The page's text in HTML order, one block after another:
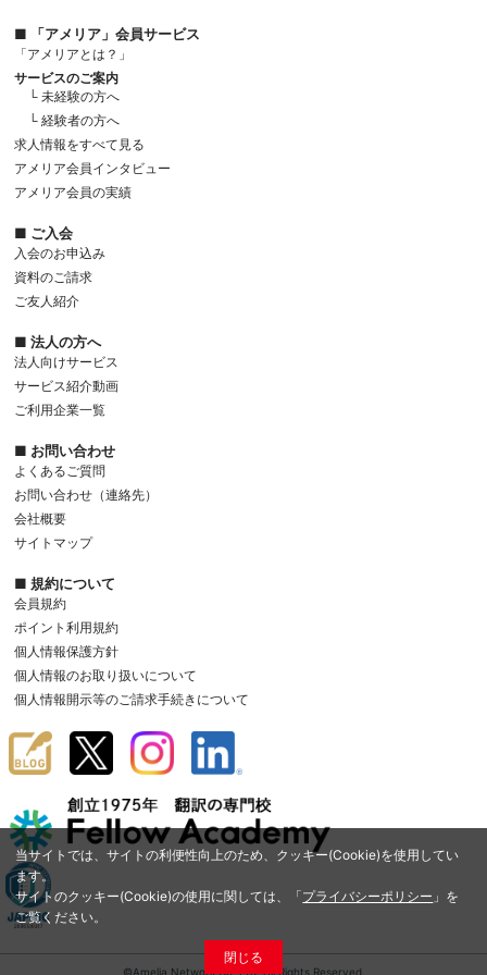
当サイトでは、サイトの利便性向上のため、クッキー(Cookie)を使用してい
ます。
サイトのクッキー(Cookie)の使用に関しては、「プライバシーポリシー 」を
ご覧ください。
閉じる
■ 「アメリア」会員サービス
「アメリアとは？」
サービスのご案内
└ 未経験の方へ
└ 経験者の方へ
求人情報をすべて見る
アメリア会員インタビュー
アメリア会員の実績
■ ご入会
入会のお申込み
資料のご請求
ご友人紹介
■ 法人の方へ
法人向けサービス
サービス紹介動画
ご利用企業一覧
■ お問い合わせ
よくあるご質問
お問い合わせ（連絡先）
会社概要
サイトマップ
■ 規約について
会員規約
ポイント利用規約
個人情報保護方針
個人情報のお取り扱いについて
個人情報開示等のご請求手続きについて
©Amelia Network Co.,Ltd. All Rights Reserved.